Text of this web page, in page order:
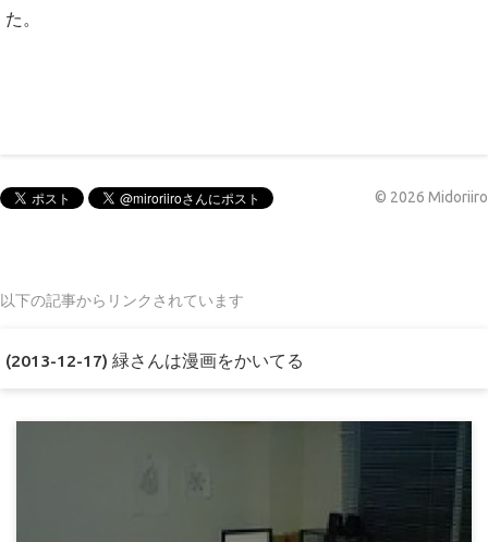
た。
© 2026 Midoriiro
以下の記事からリンクされています
(2013-12-17) 緑さんは漫画をかいてる